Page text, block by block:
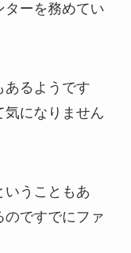
ターを務めてい
あるようです
気になりません
いうこともあ
のですでにファ